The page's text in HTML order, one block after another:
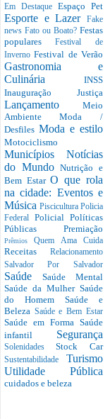
Em Destaque Espaço Pet
Esporte e Lazer
Fake
news Fato ou Boato? Festas
popularesFestival de
InvernoFestival de Verão
Gastronomia e
Culinária INSS
Inauguração Justiça
Lançamento Meio
AmbienteModa /
Desfiles Moda e estilo
Motociclismo
Municípios Notícias
do MundoNutrição e
Bem EstarO que rola
na cidade: Eventos e
Música Piscicultura Policia
Federal Policial Políticas
Públicas Premiação
PrêmiosQuem Ama Cuida
Receitas Relacionamento
Salvador Por Salvador
Saúde Saúde Mental
Saúde da Mulher Saúde
do Homem Saúde e
Beleza Saúde e Bem Estar
Saúde em Forma Saúde
infantil Segurança
SolenidadesStock Car
Sustentabilidade Turismo
Utilidade Pública
cuidados e beleza